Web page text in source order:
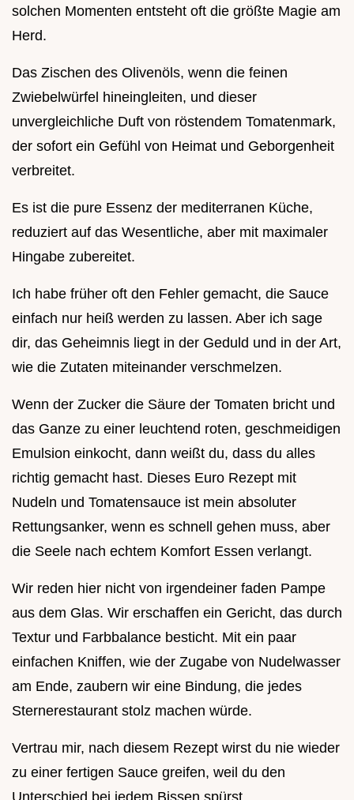
solchen Momenten entsteht oft die größte Magie am
Herd.
Das Zischen des Olivenöls, wenn die feinen
Zwiebelwürfel hineingleiten, und dieser
unvergleichliche Duft von röstendem Tomatenmark,
der sofort ein Gefühl von Heimat und Geborgenheit
verbreitet.
Es ist die pure Essenz der mediterranen Küche,
reduziert auf das Wesentliche, aber mit maximaler
Hingabe zubereitet.
Ich habe früher oft den Fehler gemacht, die Sauce
einfach nur heiß werden zu lassen. Aber ich sage
dir, das Geheimnis liegt in der Geduld und in der Art,
wie die Zutaten miteinander verschmelzen.
Wenn der Zucker die Säure der Tomaten bricht und
das Ganze zu einer leuchtend roten, geschmeidigen
Emulsion einkocht, dann weißt du, dass du alles
richtig gemacht hast. Dieses Euro Rezept mit
Nudeln und Tomatensauce ist mein absoluter
Rettungsanker, wenn es schnell gehen muss, aber
die Seele nach echtem Komfort Essen verlangt.
Wir reden hier nicht von irgendeiner faden Pampe
aus dem Glas. Wir erschaffen ein Gericht, das durch
Textur und Farbbalance besticht. Mit ein paar
einfachen Kniffen, wie der Zugabe von Nudelwasser
am Ende, zaubern wir eine Bindung, die jedes
Sternerestaurant stolz machen würde.
Vertrau mir, nach diesem Rezept wirst du nie wieder
zu einer fertigen Sauce greifen, weil du den
Unterschied bei jedem Bissen spürst.